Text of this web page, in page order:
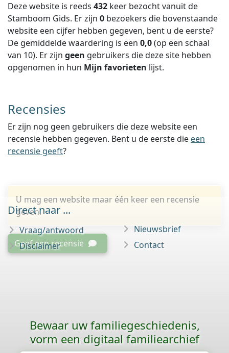
Deze website is reeds 432 keer bezocht vanuit de
Stamboom Gids. Er zijn 0 bezoekers die bovenstaande
website een cijfer hebben gegeven, bent u de eerste?
De gemiddelde waardering is een 0,0(op een schaal
van 10). Er zijn geen gebruikers die deze site hebben
opgenomen in hun Mijn favorieten lijst.
Recensies
Er zijn nog geen gebruikers die deze website een
recensie hebben gegeven. Bent u de eerste die een
recensie geeft?
U mag een website maar één keer een recensie
geven.
Geef een recensie
Direct naar ...
Vraag/antwoord
Disclaimer
Nieuwsbrief
Contact
Bewaar uw familie­geschiedenis,
vorm een digitaal familiearchief